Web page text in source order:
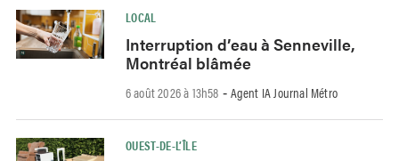
LOCAL
Interruption d’eau à Senneville,
Montréal blâmée
6 août 2026 à 13h58 - Agent IA Journal Métro
OUEST-DE-L’ÎLE